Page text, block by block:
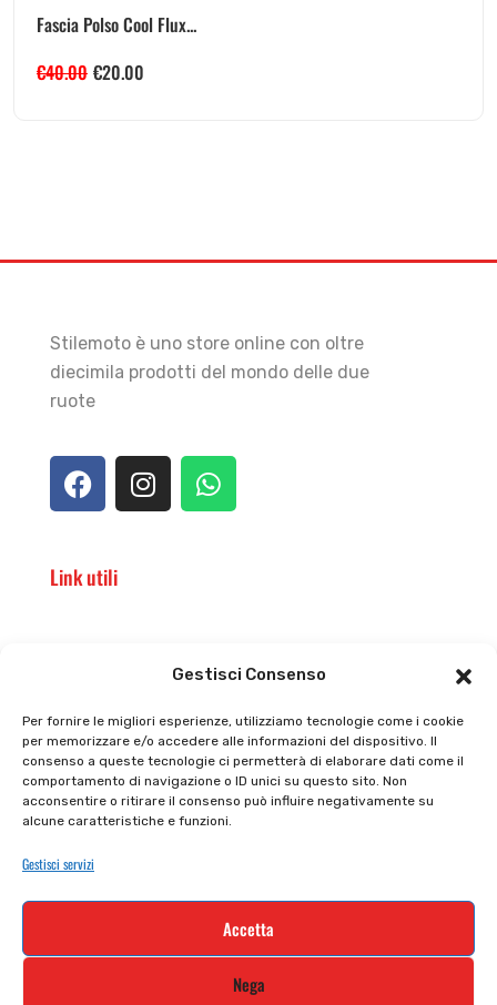
Gestisci Consenso
Per fornire le migliori esperienze, utilizziamo tecnologie come i cookie
per memorizzare e/o accedere alle informazioni del dispositivo. Il
consenso a queste tecnologie ci permetterà di elaborare dati come il
comportamento di navigazione o ID unici su questo sito. Non
acconsentire o ritirare il consenso può influire negativamente su
alcune caratteristiche e funzioni.
Gestisci servizi
Accetta
Nega
Fascia Polso Cool Flux...
€40.00 €20.00
Stilemoto è uno store online con oltre
diecimila prodotti del mondo delle due
ruote
Link utili
Privacy policy
Cookie policy
Tutti prodotti
Termini e condizioni
Iscriviti alla nostra newsletter e rimani